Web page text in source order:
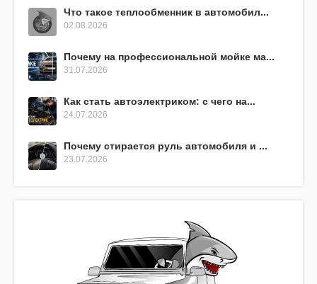
Что такое теплообменник в автомобил...
02.08.2026
Почему на профессиональной мойке ма...
31.07.2026
Как стать автоэлектриком: с чего на...
24.07.2026
Почему стирается руль автомобиля и ...
23.07.2026